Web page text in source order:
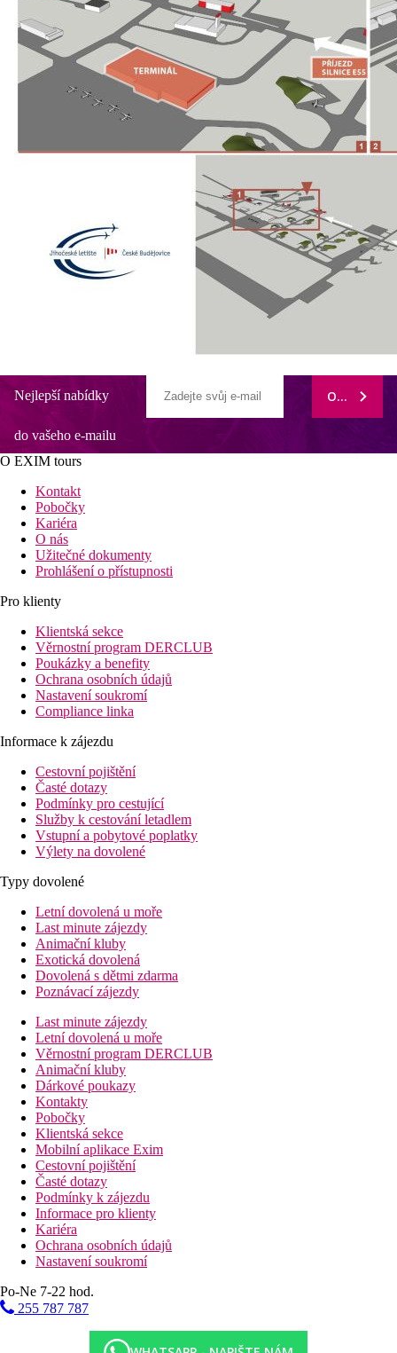
Nejlepší nabídky
do vašeho e-mailu
ODEBÍRAT
O EXIM tours
Kontakt
Pobočky
Kariéra
O nás
Užitečné dokumenty
Prohlášení o přístupnosti
Pro klienty
Klientská sekce
Věrnostní program DERCLUB
Poukázky a benefity
Ochrana osobních údajů
Nastavení soukromí
Compliance linka
Informace k zájezdu
Cestovní pojištění
Časté dotazy
Podmínky pro cestující
Služby k cestování letadlem
Vstupní a pobytové poplatky
Výlety na dovolené
Typy dovolené
Letní dovolená u moře
Last minute zájezdy
Animační kluby
Exotická dovolená
Dovolená s dětmi zdarma
Poznávací zájezdy
Last minute zájezdy
Letní dovolená u moře
Věrnostní program DERCLUB
Animační kluby
Dárkové poukazy
Kontakty
Pobočky
Klientská sekce
Mobilní aplikace Exim
Cestovní pojištění
Časté dotazy
Podmínky k zájezdu
Informace pro klienty
Kariéra
Ochrana osobních údajů
Nastavení soukromí
Po-Ne 7-22 hod.
255 787 787